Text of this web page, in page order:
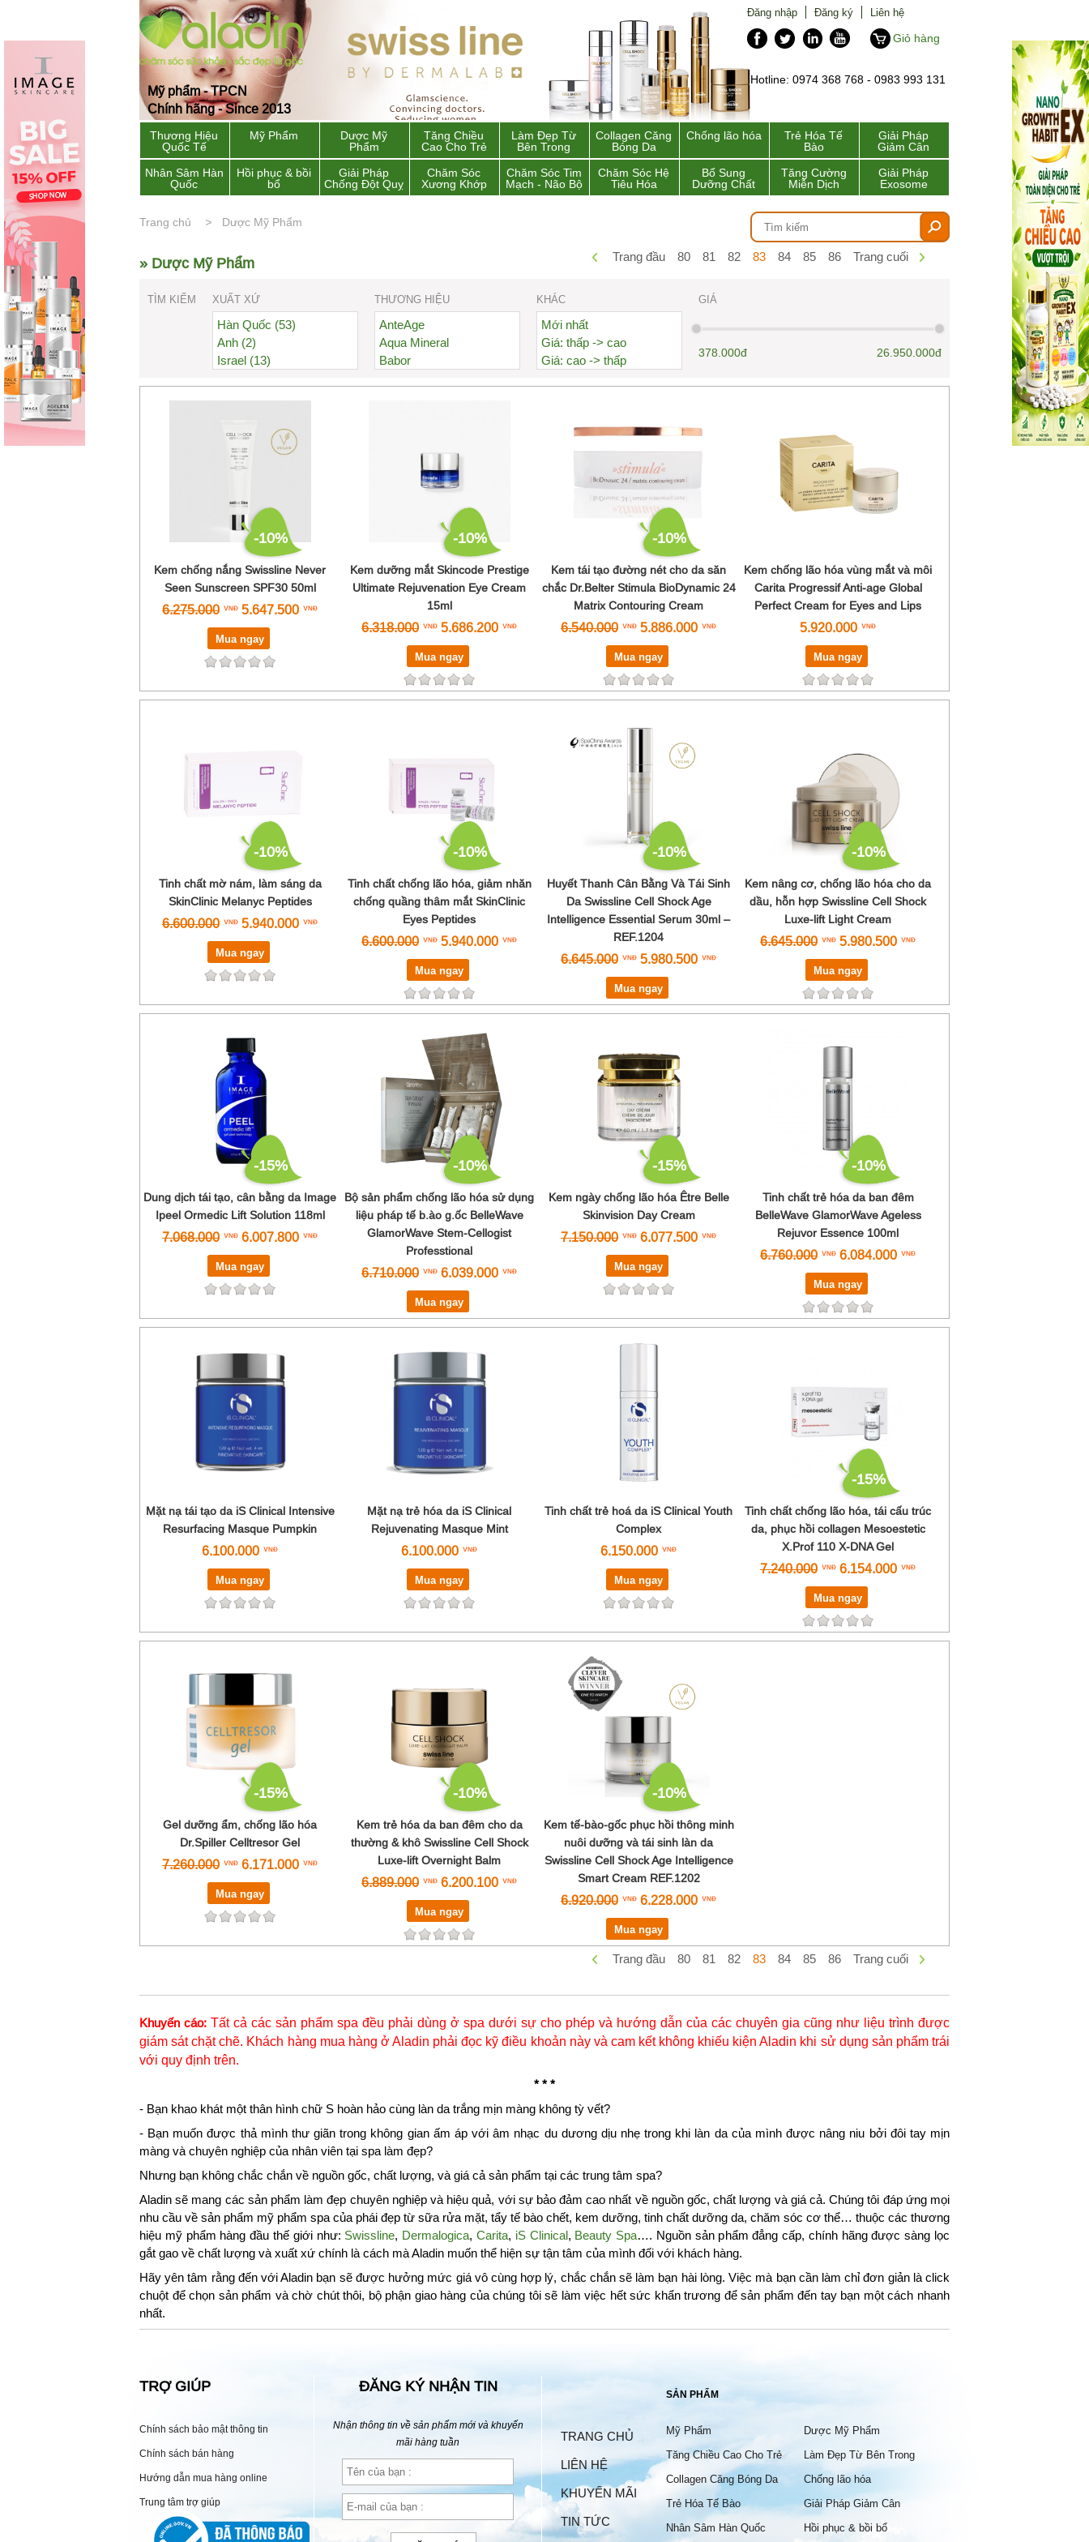
Mỹ phẩm - TPCN
Chính hãng - Since 2013
Đăng nhập Đăng ký
Liên hệ
Giỏ hàng
Hotline: 0974 368 768 - 0983 993 131
Thương Hiệu
Quốc Tế
Mỹ Phẩm
Dược Mỹ
Phẩm
Tăng Chiều
Cao Cho Trẻ
Làm Đẹp Từ
Bên Trong
Collagen Căng
Bóng Da
Chống lão hóa
Trẻ Hóa Tế
Bào
Giải Pháp
Giảm Cân
Nhân Sâm Hàn
Quốc
Hồi phục & bồi
bổ
Giải Pháp
Chống Đột Quỵ
Chăm Sóc
Xương Khớp
Chăm Sóc Tim
Mạch - Não Bộ
Chăm Sóc Hệ
Tiêu Hóa
Bổ Sung
Dưỡng Chất
Tăng Cường
Miễn Dịch
Giải Pháp
Exosome
Trang chủ Dược Mỹ Phẩm
» Dược Mỹ Phẩm Trang đầu 80 81 82 83 84 85 86 Trang cuối
TÌM KIẾM XUẤT XỨ
Hàn Quốc (53)
Anh (2)
Israel (13)
Nhật (3)
Đức (287)
Ý (45)
Thụy Sĩ (88)
THƯƠNG HIỆU
AnteAge
Aqua Mineral
Babor
Dermaceutic
Dermafirm
Ericson Laboratoire
Être Belle
ExoCoBio
Frezyderm
Genosys
Germaine De Capuccini
Heliocare
HL Always Active
Jean D’Arcel
Larian
Maria Galland
MD Dermatics
Md:ceuticals
Mesoestetic
Murad
NeoStrata
Obagi Medical
pHFormula
REJUVE
Scar Heal
Skinceuticals
SkinClinic
Skingenuity
SkinMD
Soskin
Swissline
Teoxane
The Perfect
Tizo
Vi Derm
Vivant
Xcelens
ZO Skin Health
KHÁC
Mới nhất
Giá: thấp -> cao
Giá: cao -> thấp
Tên A->Z
GIÁ
378.000đ 26.950.000đ
-10%
Kem chống nắng Swissline Never
Seen Sunscreen SPF30 50ml
6.275.000 5.647.500
Mua ngay
-10%
Kem dưỡng mắt Skincode Prestige
Ultimate Rejuvenation Eye Cream
15ml
6.318.000 5.686.200
Mua ngay
-10%
Kem tái tạo đường nét cho da săn
chắc Dr.Belter Stimula BioDynamic 24
Matrix Contouring Cream
6.540.000 5.886.000
Mua ngay
Kem chống lão hóa vùng mắt và môi
Carita Progressif Anti-age Global
Perfect Cream for Eyes and Lips
5.920.000
Mua ngay
-10%
Tinh chất mờ nám, làm sáng da
SkinClinic Melanyc Peptides
6.600.000 5.940.000
Mua ngay
-10%
Tinh chất chống lão hóa, giảm nhăn
chống quầng thâm mắt SkinClinic
Eyes Peptides
6.600.000 5.940.000
Mua ngay
-10%
Huyết Thanh Cân Bằng Và Tái Sinh
Da Swissline Cell Shock Age
Intelligence Essential Serum 30ml –
REF.1204
6.645.000 5.980.500
Mua ngay
-10%
Kem nâng cơ, chống lão hóa cho da
dầu, hỗn hợp Swissline Cell Shock
Luxe-lift Light Cream
6.645.000 5.980.500
Mua ngay
-15%
Dung dịch tái tạo, cân bằng da Image
Ipeel Ormedic Lift Solution 118ml
7.068.000 6.007.800
Mua ngay
-10%
Bộ sản phẩm chống lão hóa sử dụng
liệu pháp tế b.ào g.ốc BelleWave
GlamorWave Stem-Cellogist
Professtional
6.710.000 6.039.000
Mua ngay
-15%
Kem ngày chống lão hóa Être Belle
Skinvision Day Cream
7.150.000 6.077.500
Mua ngay
-10%
Tinh chất trẻ hóa da ban đêm
BelleWave GlamorWave Ageless
Rejuvor Essence 100ml
6.760.000 6.084.000
Mua ngay
Mặt nạ tái tạo da iS Clinical Intensive
Resurfacing Masque Pumpkin
6.100.000
Mua ngay
Mặt nạ trẻ hóa da iS Clinical
Rejuvenating Masque Mint
6.100.000
Mua ngay
Tinh chất trẻ hoá da iS Clinical Youth
Complex
6.150.000
Mua ngay
-15%
Tinh chất chống lão hóa, tái cấu trúc
da, phục hồi collagen Mesoestetic
X.Prof 110 X-DNA Gel
7.240.000 6.154.000
Mua ngay
-15%
Gel dưỡng ẩm, chống lão hóa
Dr.Spiller Celltresor Gel
7.260.000 6.171.000
Mua ngay
-10%
Kem trẻ hóa da ban đêm cho da
thường & khô Swissline Cell Shock
Luxe-lift Overnight Balm
6.889.000 6.200.100
Mua ngay
-10%
Kem tế-bào-gốc phục hồi thông minh
nuôi dưỡng và tái sinh làn da
Swissline Cell Shock Age Intelligence
Smart Cream REF.1202
6.920.000 6.228.000
Mua ngay
Trang đầu 80 81 82 83 84 85 86 Trang cuối
Khuyến cáo: Tất cả các sản phẩm spa đều phải dùng ở spa dưới sự cho phép và hướng dẫn của các chuyên gia cũng như liệu trình được
giám sát chặt chẽ. Khách hàng mua hàng ở Aladin phải đọc kỹ điều khoản này và cam kết không khiếu kiện Aladin khi sử dụng sản phẩm trái
với quy định trên.
* * *
- Bạn khao khát một thân hình chữ S hoàn hảo cùng làn da trắng mịn màng không tỳ vết?
- Bạn muốn được thả mình thư giãn trong không gian ấm áp với âm nhạc du dương dịu nhẹ trong khi làn da của mình được nâng niu bởi đôi tay mịn
màng và chuyên nghiệp của nhân viên tại spa làm đẹp?
Nhưng bạn không chắc chắn về nguồn gốc, chất lượng, và giá cả sản phẩm tại các trung tâm spa?
Aladin sẽ mang các sản phẩm làm đẹp chuyên nghiệp và hiệu quả, với sự bảo đảm cao nhất về nguồn gốc, chất lượng và giá cả. Chúng tôi đáp ứng mọi
nhu cầu về sản phẩm mỹ phẩm spa của phái đẹp từ sữa rửa mặt, tẩy tế bào chết, kem dưỡng, tinh chất dưỡng da, chăm sóc cơ thể… thuộc các thương
hiệu mỹ phẩm hàng đầu thế giới như: Swissline, Dermalogica, Carita, iS Clinical, Beauty Spa…. Nguồn sản phẩm đẳng cấp, chính hãng được sàng lọc
gắt gao về chất lượng và xuất xứ chính là cách mà Aladin muốn thể hiện sự tận tâm của mình đối với khách hàng.
Hãy yên tâm rằng đến với Aladin bạn sẽ được hưởng mức giá vô cùng hợp lý, chắc chắn sẽ làm bạn hài lòng. Việc mà bạn cần làm chỉ đơn giản là click
chuột để chọn sản phẩm và chờ chút thôi, bộ phận giao hàng của chúng tôi sẽ làm việc hết sức khẩn trương để sản phẩm đến tay bạn một cách nhanh
nhất.
TRỢ GIÚP
Chính sách bảo mật thông tin
Chính sách bán hàng
Hướng dẫn mua hàng online
Trung tâm trợ giúp
ĐĂNG KÝ NHẬN TIN
Nhận thông tin về sản phẩm mới và khuyến
mãi hàng tuần
TRANG CHỦ
LIÊN HỆ
KHUYẾN MÃI
TIN TỨC
SẢN PHẨM
Mỹ Phẩm
Dược Mỹ Phẩm
Tăng Chiều Cao Cho Trẻ
Làm Đẹp Từ Bên Trong
Collagen Căng Bóng Da
Chống lão hóa
Trẻ Hóa Tế Bào
Giải Pháp Giảm Cân
Nhân Sâm Hàn Quốc
Hồi phục & bồi bổ